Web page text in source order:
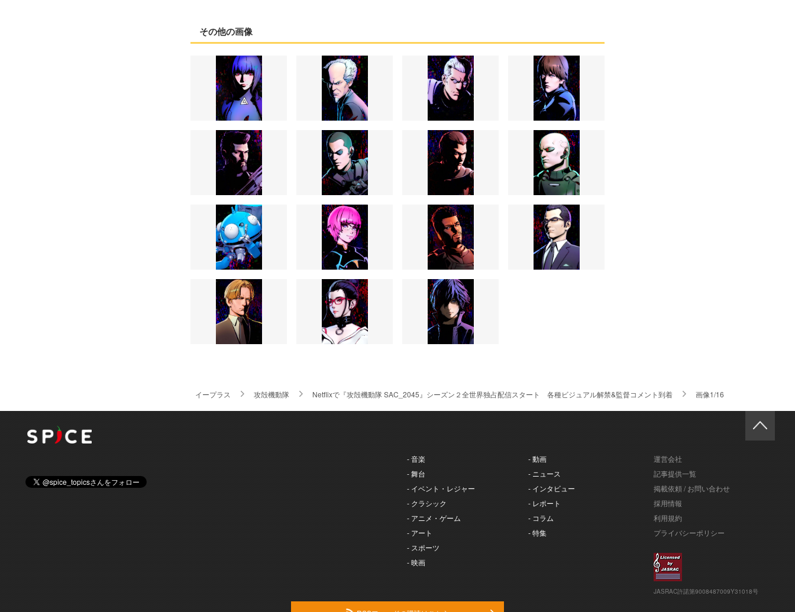
その他の画像
イープラス 攻殻機動隊 Netflixで『攻殻機動隊 SAC_2045』シーズン２全世界独占配信スタート 各種ビジュアル解禁&監督コメント到着 画像1/16
- 音楽
- 舞台
- イベント・レジャー
- クラシック
- アニメ・ゲーム
- アート
- スポーツ
- 映画
- 動画
- ニュース
- インタビュー
- レポート
- コラム
- 特集
運営会社
記事提供一覧
掲載依頼 / お問い合わせ
採用情報
利用規約
プライバシーポリシー
JASRAC許諾第9008487009Y31018号